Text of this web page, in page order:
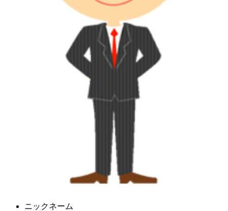
ニックネーム